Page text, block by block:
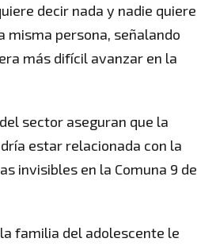
decir nada y nadie quiere
misma persona, señalando
más difícil avanzar en la
sector aseguran que la
estar relacionada con la
invisibles en la Comuna 9 de
familia del adolescente le